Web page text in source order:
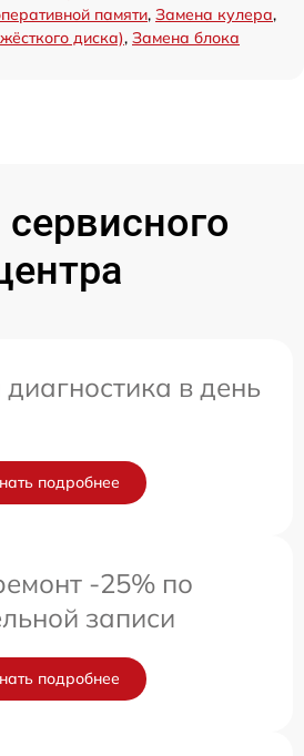
памяти, Замена кулера,
диска), Замена блока
в день
подробнее
-25% по
записи
подробнее